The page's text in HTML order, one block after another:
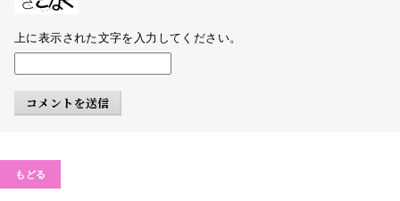
上に表示された文字を入力してください。
もどる